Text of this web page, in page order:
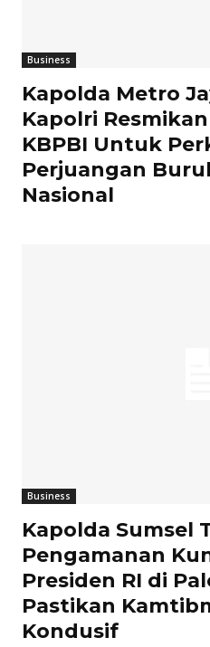
Business
Kapolda Metro
Kapolri
KBPBI Untuk
Perjuangan
Nasional
Business
Kapolda Sumsel
Pengamanan
Presiden RI di
Pastikan
Kondusif